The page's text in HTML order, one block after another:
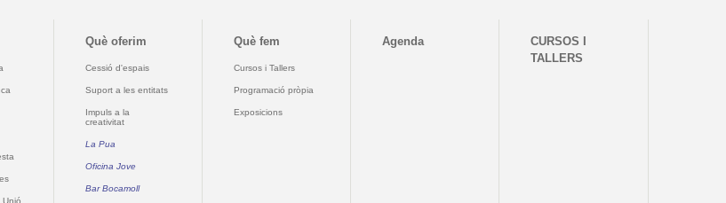
Unió
Què oferim
Cessió d'espais
Suport a les entitats
Impuls a la
creativitat
La Pua
Oficina Jove
Bar Bocamoll
Què fem
Cursos i Tallers
Programació pròpia
Exposicions
Agenda
CURSOS I
TALLERS